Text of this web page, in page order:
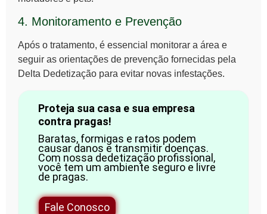
4. Monitoramento e Prevenção
Após o tratamento, é essencial monitorar a área e
seguir as orientações de prevenção fornecidas pela
Delta Dedetização para evitar novas infestações.
Proteja sua casa e sua empresa
contra pragas!
Baratas, formigas e ratos podem
causar danos e transmitir doenças.
Com nossa dedetização profissional,
você tem um ambiente seguro e livre
de pragas.
Fale Conosco